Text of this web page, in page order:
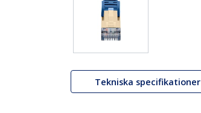
Tekniska specifikationer